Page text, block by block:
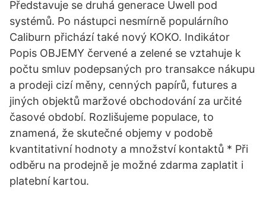
Představuje se druhá generace Uwell pod
systémů. Po nástupci nesmírně populárního
Caliburn přichází také nový KOKO. Indikátor
Popis OBJEMY červené a zelené se vztahuje k
počtu smluv podepsaných pro transakce nákupu
a prodeji cizí měny, cenných papírů, futures a
jiných objektů maržové obchodování za určité
časové období. Rozlišujeme populace, to
znamená, že skutečné objemy v podobě
kvantitativní hodnoty a množství kontaktů * Při
odběru na prodejně je možné zdarma zaplatit i
platební kartou.